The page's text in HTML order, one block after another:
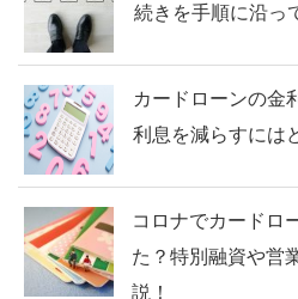
続きを手順に沿っ
カードローンの金
利息を減らすには
コロナでカードロ
た？特別融資や営
説！